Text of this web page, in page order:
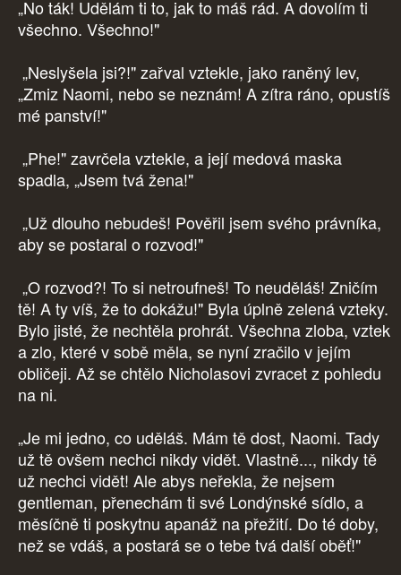
„No ták! Udělám ti to, jak to máš rád. A dovolím ti
všechno. Všechno!"
„Neslyšela jsi?!" zařval vztekle, jako raněný lev,
„Zmiz Naomi, nebo se neznám! A zítra ráno, opustíš
mé panství!"
„Phe!" zavrčela vztekle, a její medová maska
spadla, „Jsem tvá žena!"
„Už dlouho nebudeš! Pověřil jsem svého právníka,
aby se postaral o rozvod!"
„O rozvod?! To si netroufneš! To neuděláš! Zničím
tě! A ty víš, že to dokážu!" Byla úplně zelená vzteky.
Bylo jisté, že nechtěla prohrát. Všechna zloba, vztek
a zlo, které v sobě měla, se nyní zračilo v jejím
obličeji. Až se chtělo Nicholasovi zvracet z pohledu
na ni.
„Je mi jedno, co uděláš. Mám tě dost, Naomi. Tady
už tě ovšem nechci nikdy vidět. Vlastně..., nikdy tě
už nechci vidět! Ale abys neřekla, že nejsem
gentleman, přenechám ti své Londýnské sídlo, a
měsíčně ti poskytnu apanáž na přežití. Do té doby,
než se vdáš, a postará se o tebe tvá další oběť!"